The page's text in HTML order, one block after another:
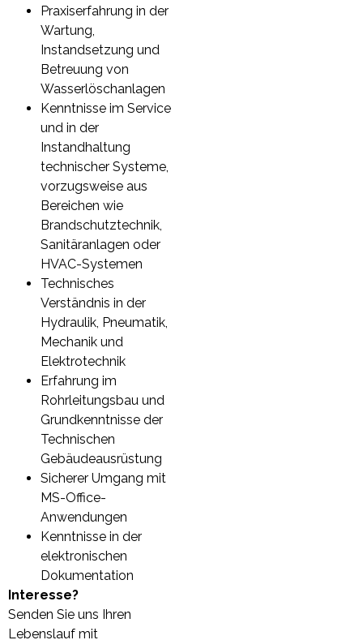
Praxiserfahrung in der
Wartung,
Instandsetzung und
Betreuung von
Wasserlöschanlagen
Kenntnisse im Service
und in der
Instandhaltung
technischer Systeme,
vorzugsweise aus
Bereichen wie
Brandschutztechnik,
Sanitäranlagen oder
HVAC-Systemen
Technisches
Verständnis in der
Hydraulik, Pneumatik,
Mechanik und
Elektrotechnik
Erfahrung im
Rohrleitungsbau und
Grundkenntnisse der
Technischen
Gebäudeausrüstung
Sicherer Umgang mit
MS-Office-
Anwendungen
Kenntnisse in der
elektronischen
Dokumentation
Interesse?
Senden Sie uns Ihren
Lebenslauf mit